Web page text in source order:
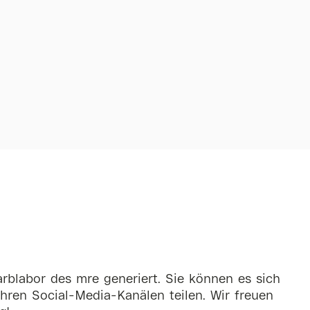
des mre generiert. Sie können es sich
Social-Media-Kanälen teilen. Wir freuen